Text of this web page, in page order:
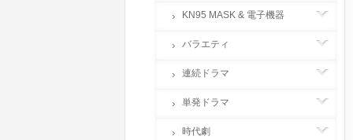
KN95 MASK & 電子機器
バラエティ
連続ドラマ
単発ドラマ
時代劇